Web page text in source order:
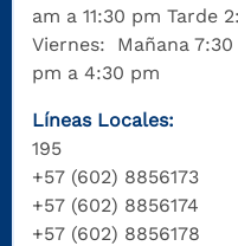
am a 11:30 pm Tarde
Viernes: Mañana
pm a 4:30 pm
Líneas Locales:
195
+57 (602) 8856173
+57 (602) 8856174
+57 (602) 8856178